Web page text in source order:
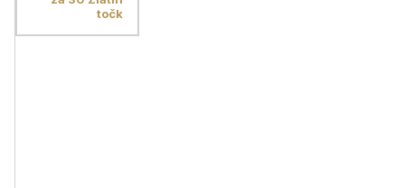
točk